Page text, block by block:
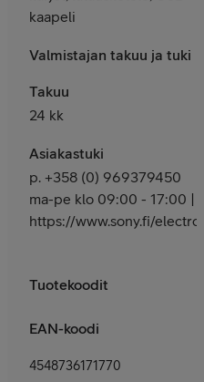
kaapeli
Valmistajan takuu ja tuki
Takuu
24 kk
Asiakastuki
p. +358 (0) 969379450
ma-pe klo 09:00 - 17:00 |
https://www.sony.fi/
Tuotekoodit
EAN-koodi
4548736171770